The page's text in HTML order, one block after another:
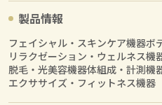
製品情報
フェイシャル・スキンケア機器ボ
リラクゼーション・ウェルネス機
脱毛・光美容機器体組成・計測機
エクササイズ・フィットネス機器